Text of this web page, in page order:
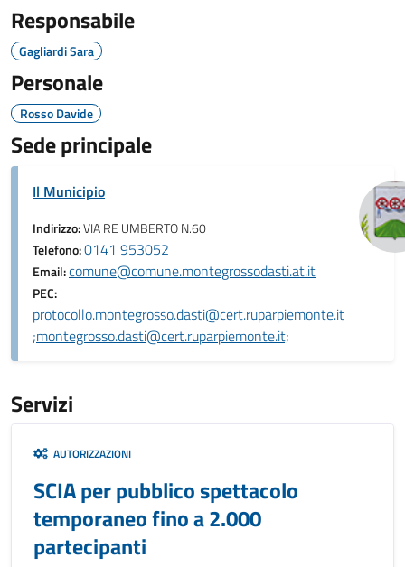
Responsabile
Gagliardi Sara
Personale
Rosso Davide
Sede principale
Il Municipio
Indirizzo:VIA RE UMBERTO N.60
Telefono:0141 953052
Email:comune@comune.montegrossodasti.at.it
PEC:
protocollo.montegrosso.dasti@cert.ruparpiemonte.it
;montegrosso.dasti@cert.ruparpiemonte.it;
Servizi
AUTORIZZAZIONI
SCIA per pubblico spettacolo
temporaneo fino a 2.000
partecipanti